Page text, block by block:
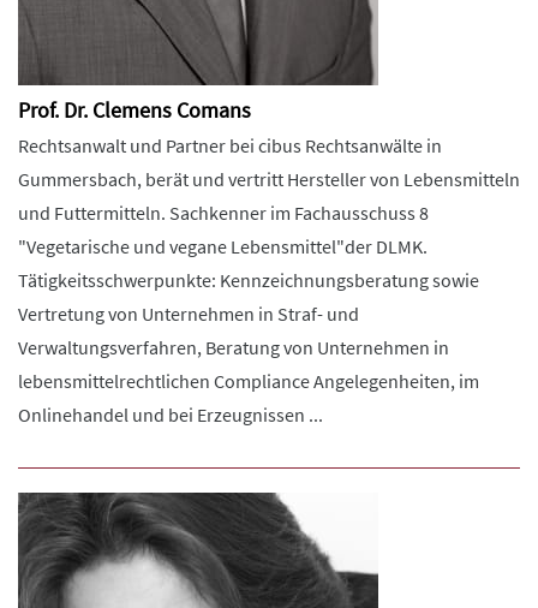
Prof. Dr. Clemens Comans
Rechtsanwalt und Partner bei cibus Rechtsanwälte in
Gummersbach, berät und vertritt Hersteller von Lebensmitteln
und Futtermitteln. Sachkenner im Fachausschuss 8
"Vegetarische und vegane Lebensmittel"der DLMK.
Tätigkeitsschwerpunkte: Kennzeichnungsberatung sowie
Vertretung von Unternehmen in Straf- und
Verwaltungsverfahren, Beratung von Unternehmen in
lebensmittelrechtlichen Compliance Angelegenheiten, im
Onlinehandel und bei Erzeugnissen ...